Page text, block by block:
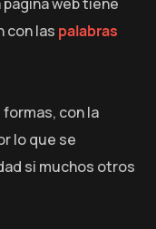
web tiene
con las palabras
con la
lo que se
si muchos otros